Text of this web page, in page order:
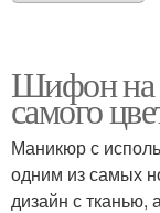
Шифон на
самого
Маникюр с
одним из самых
дизайн с тканью,